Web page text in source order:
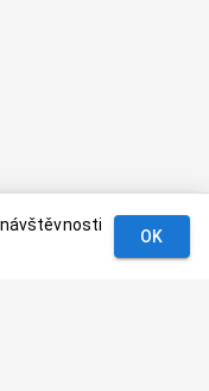
OK